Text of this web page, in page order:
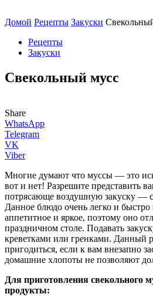
Домой Рецепты Закуски
Рецепты
Закуски
Свекольный мусс
Share
WhatsApp
Telegram
VK
Viber
Многие думают что муссы — это
вот и нет! Разрешите представить
потрясающе воздушную закуску —
Данное блюдо очень легко и быстро
аппетитное и яркое, поэтому оно
праздничном столе. Подавать
креветками или гренками. Данный
пригодиться, если к вам внезапно
домашние хлопоты не позволяют
Для приготовления свекольного
продукты: